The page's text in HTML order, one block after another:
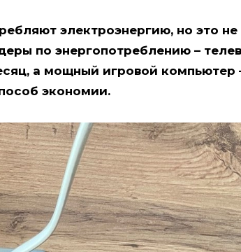
электроэнергию, но это не
по энергопотреблению –
а мощный игровой компьютер
экономии.